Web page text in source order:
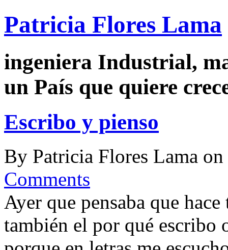
Patricia Flores Lama
ingeniera Industrial,
un País que quiere
Escribo y pienso
By Patricia Flores Lama on
Comments
Ayer que pensaba que
también el por qué escribo